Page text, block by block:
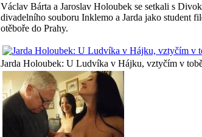
Václav Bárta a Jaroslav Holoubek se setkali s
divadelního souboru Inklemo a Jarda jako student
otěboře do Prahy.
Jarda Holoubek: U Ludvíka v Hájku, vztyčím v